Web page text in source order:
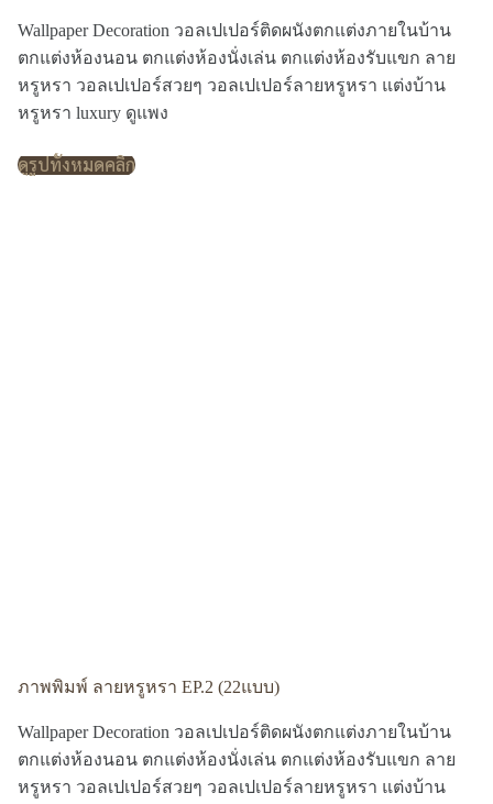
Wallpaper Decoration วอลเปเปอร์ติดผนังตกแต่งภายในบ้าน
ตกแต่งห้องนอน ตกแต่งห้องนั่งเล่น ตกแต่งห้องรับแขก ลาย
หรูหรา วอลเปเปอร์สวยๆ วอลเปเปอร์ลายหรูหรา แต่งบ้าน
หรูหรา luxury ดูแพง
ดูรูปทั้งหมดคลิก
ภาพพิมพ์ ลายหรูหรา EP.2 (22แบบ)
Wallpaper Decoration วอลเปเปอร์ติดผนังตกแต่งภายในบ้าน
ตกแต่งห้องนอน ตกแต่งห้องนั่งเล่น ตกแต่งห้องรับแขก ลาย
หรูหรา วอลเปเปอร์สวยๆ วอลเปเปอร์ลายหรูหรา แต่งบ้าน